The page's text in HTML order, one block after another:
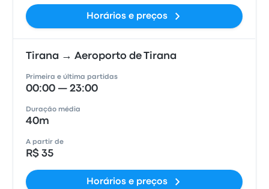
Horários e preços
Tirana → Aeroporto de Tirana
Primeira e última partidas
00:00 — 23:00
Duração média
40m
A partir de
R$ 35
Horários e preços